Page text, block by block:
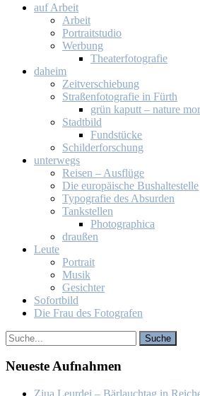
auf Ar­beit
Ar­beit
Por­trait­stu­dio
Wer­bung
Thea­ter­fo­to­gra­fie
da­heim
Zeit­ver­schie­bung
Stra­ßen­fo­to­gra­fie in Fürth
grün ka­putt – na­tu­re
Stadt­bild
Fund­stü­cke
Schil­der­for­schung
un­ter­wegs
Rei­sen – Aus­flü­ge
Die eu­ro­päi­sche Bus­hal­te­stel­le
Ty­po­gra­fie des Ab­sur­den
Tank­stel­len
Pho­to­gra­phi­ca
drau­ßen
Leu­te
Por­trait
Mu­sik
Ge­sich­ter
So­fort­bild
Die Frau des Fo­to­gra­fen
Neu­es­te Auf­nah­men